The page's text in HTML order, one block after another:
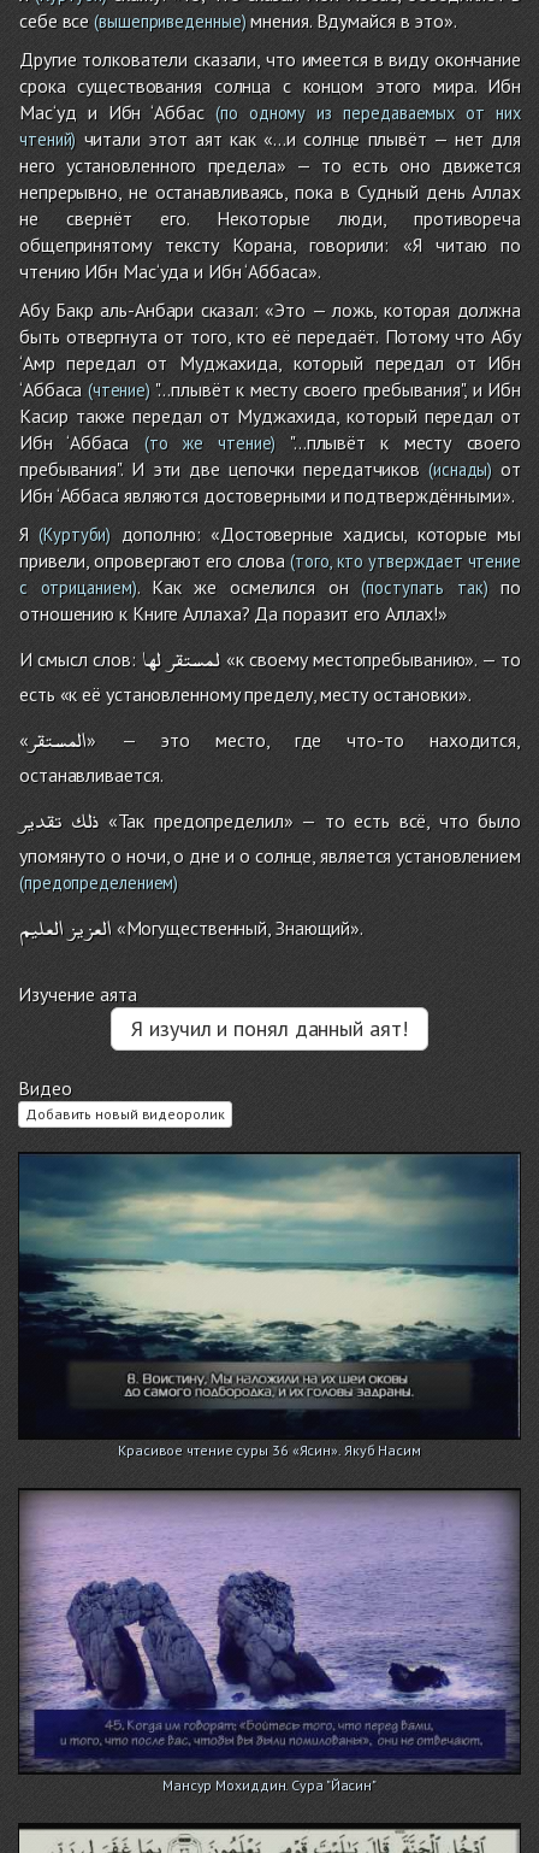
себе все (вышеприведенные)мнения. Вдумайся в это».
Другие толкователи сказали, что имеется в виду окончание
срока существования солнца с концом этого мира. Ибн
Мас‘уд и Ибн ‘Аббас(по одному из передаваемых от них
чтений) читали этот аят как «…и солнце плывёт — нет для
него установленного предела» — то есть оно движется
непрерывно, не останавливаясь, пока в Судный день Аллах
не свернёт его. Некоторые люди, противореча
общепринятому тексту Корана, говорили: «Я читаю по
чтению Ибн Мас‘уда и Ибн ‘Аббаса».
Абу Бакр аль-Анбари сказал: «Это — ложь, которая должна
быть отвергнута от того, кто её передаёт. Потому что Абу
‘Амр передал от Муджахида, который передал от Ибн
‘Аббаса (чтение) "…плывёт к месту своего пребывания", и Ибн
Касир также передал от Муджахида, который передал от
Ибн ‘Аббаса (то же чтение) "…плывёт к месту своего
пребывания". И эти две цепочки передатчиков (иснады) от
Ибн ‘Аббаса являются достоверными и подтверждёнными».
Я(Куртуби) дополню: «Достоверные хадисы, которые мы
привели, опровергают его слова(того, кто утверждает чтение
с отрицанием). Как же осмелился он(поступать так)по
отношению к Книге Аллаха? Да поразит его Аллах!»
И смысл слов:
لمستقرلها
«к своему местопребыванию». — то
есть «к её установленному пределу, месту остановки».
«المستقر» — это место, где что-то находится,
останавливается.
ذلك تقدير
«Так предопределил» — то есть всё, что было
упомянуто о ночи, о дне и о солнце, является установлением
(предопределением)
العزيزالعليم «Могущественный, Знающий».
Изучение аята
Я изучил и понял данный аят!
Видео
Добавить новый видеоролик
Красивое чтение суры 36 «Ясин». Якуб Насим
Мансур Мохиддин. Сура "Йасин"